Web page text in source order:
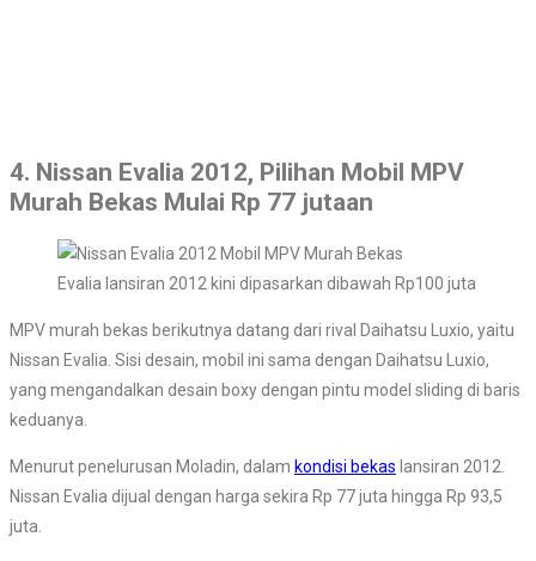
4. Nissan Evalia 2012, Pilihan Mobil MPV
Murah Bekas Mulai Rp 77 jutaan
Evalia lansiran 2012 kini dipasarkan dibawah Rp100 juta
MPV murah bekas berikutnya datang dari rival Daihatsu Luxio, yaitu
Nissan Evalia. Sisi desain, mobil ini sama dengan Daihatsu Luxio,
yang mengandalkan desain boxy dengan pintu model sliding di baris
keduanya.
Menurut penelurusan Moladin, dalam kondisi bekas lansiran 2012.
Nissan Evalia dijual dengan harga sekira Rp 77 juta hingga Rp 93,5
juta.